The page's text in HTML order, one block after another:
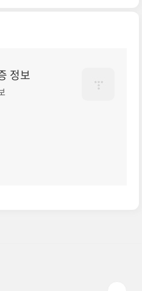
정보